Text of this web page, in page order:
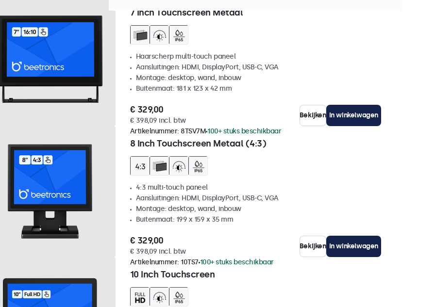
7 Inch Touchscreen Metaal
Haarscherp multi-touch paneel
Aansluitingen: HDMI, DisplayPort, USB-C, VGA
Montage: desktop, wand, inbouw
Buitenmaat: 181 x 123 x 42 mm
€ 329,00
€ 398,09 incl. btw
Bekijken In winkelwagen
8 Inch Touchscreen Metaal (4:3)
Artikelnummer: 8TSV7M 100+ stuks beschikbaar
4:3 multi-touch paneel
Aansluitingen: HDMI, DisplayPort, USB-C, VGA
Montage: desktop, wand, inbouw
Buitenmaat: 199 x 159 x 35 mm
€ 329,00
€ 398,09 incl. btw
Bekijken In winkelwagen
10 Inch Touchscreen
Artikelnummer: 10TS7 100+ stuks beschikbaar